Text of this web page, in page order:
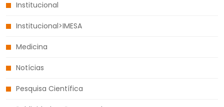
Institucional
Institucional>IMESA
Medicina
Notícias
Pesquisa Científica